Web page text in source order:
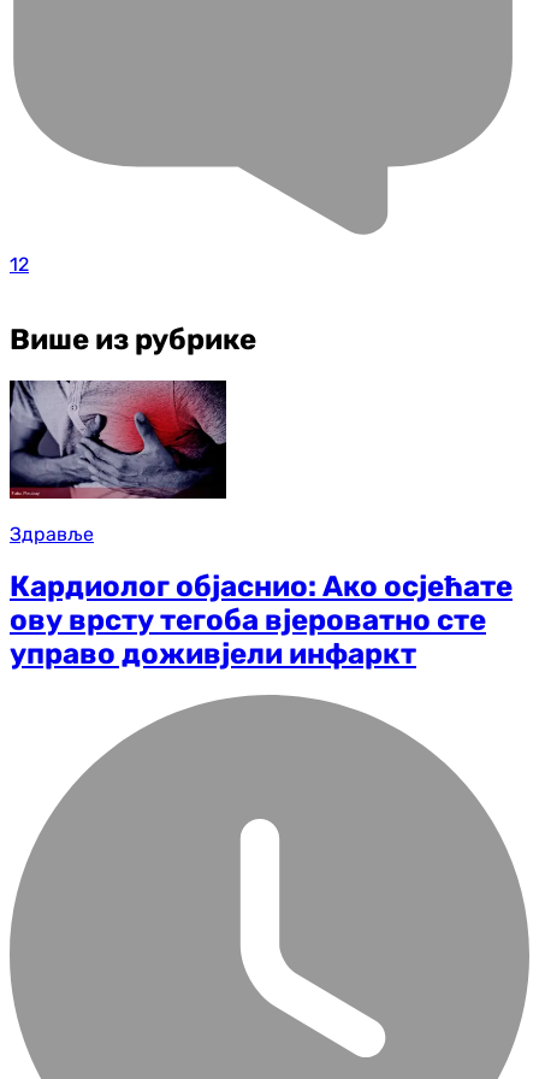
12
Више из рубрике
Здравље
Кардиолог објаснио: Ако осјећате
ову врсту тегоба вјероватно сте
управо доживјели инфаркт